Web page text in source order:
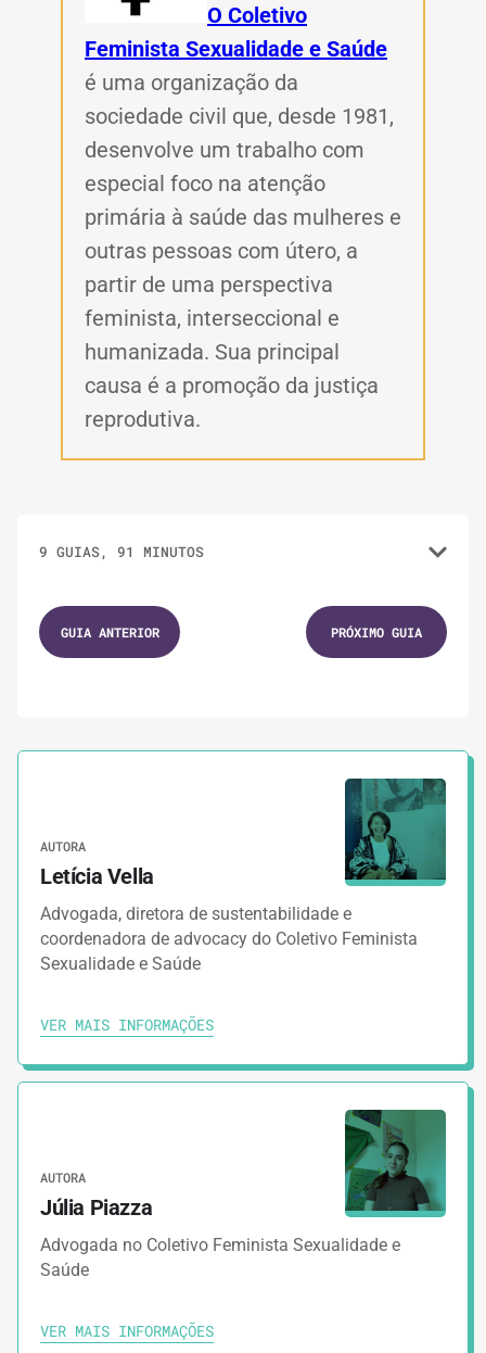
O Coletivo
Feminista Sexualidade e Saúde
é uma organização da
sociedade civil que, desde 1981,
desenvolve um trabalho com
especial foco na atenção
primária à saúde das mulheres e
outras pessoas com útero, a
partir de uma perspectiva
feminista, interseccional e
humanizada. Sua principal
causa é a promoção da justiça
reprodutiva.
9 GUIAS, 91 MINUTOS
1. GUIAS 10 MINUTOS
Política e aborto na América Latina
O histórico da luta pela legalização do
3. GUIAS
Momentos históricos para a
descriminalização e legalização
Barreiras de acesso ao aborto legal
6. GUIAS 11 MINUTOS
Narrando com dados e histórias
GUIA ANTERIOR PRÓXIMO GUIA
AUTORA
Letícia Vella
Advogada, diretora de sustentabilidade e
coordenadora de advocacy do Coletivo Feminista
Sexualidade e Saúde
VER MAIS INFORMAÇÕES
AUTORA
Júlia Piazza
Advogada no Coletivo Feminista Sexualidade e
Saúde
VER MAIS INFORMAÇÕES